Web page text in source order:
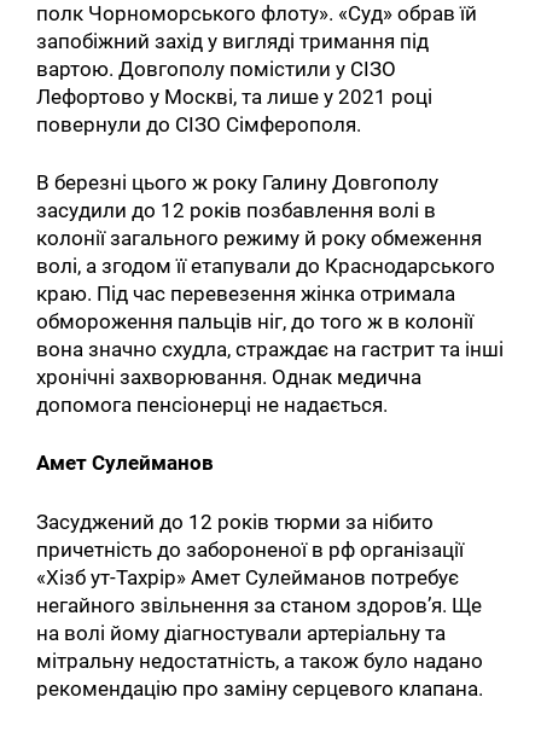
полк Чорноморського флоту». «Суд» обрав їй
запобіжний захід у вигляді тримання під
вартою. Довгополу помістили у СІЗО
Лефортово у Москві, та лише у 2021 році
повернули до СІЗО Сімферополя.
В березні цього ж року Галину Довгополу
засудили до 12 років позбавлення волі в
колонії загального режиму й року обмеження
волі, а згодом її етапували до Краснодарського
краю. Під час перевезення жінка отримала
обмороження пальців ніг, до того ж в колонії
вона значно схудла, страждає на гастрит та інші
хронічні захворювання. Однак медична
допомога пенсіонерці не надається.
Амет Сулейманов
Засуджений до 12 років тюрми за нібито
причетність до забороненої в рф організації
«Хізб ут-Тахрір» Амет Сулейманов потребує
негайного звільнення за станом здоров’я. Ще
на волі йому діагностували артеріальну та
мітральну недостатність, а також було надано
рекомендацію про заміну серцевого клапана.